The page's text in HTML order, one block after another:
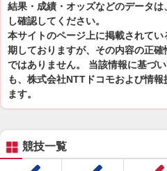
結果・成績・オッズなどのデータ
し確認してください。
本サイトのページ上に掲載されて
期しておりますが、その内容の正
ではありません。 当該情報に基づ
も、株式会社NTTドコモおよび情
ます。
競技一覧